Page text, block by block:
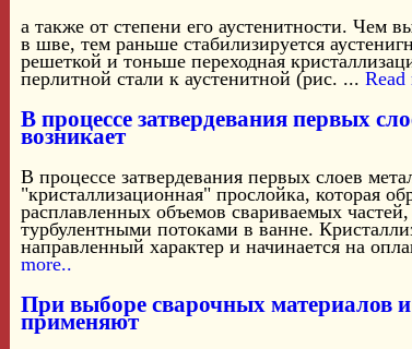
а также от степени его аустенитности. Чем
в шве, тем раньше стабилизируется
решеткой и тоньше переходная
перлитной стали к аустенитной (рис. ... Read
В процессе затвердевания первых
возникает
В процессе затвердевания первых слоев
"кристаллизационная" прослойка, которая
расплавленных объемов свариваемых
турбулентными потоками в ванне.
направленный характер и начинается на
more..
При выборе сварочных материалов
применяют